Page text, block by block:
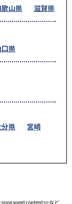
山県 滋賀県
口県
県
宮崎
contents>など